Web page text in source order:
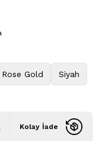
Rose Gold Siyah
Kolay İade